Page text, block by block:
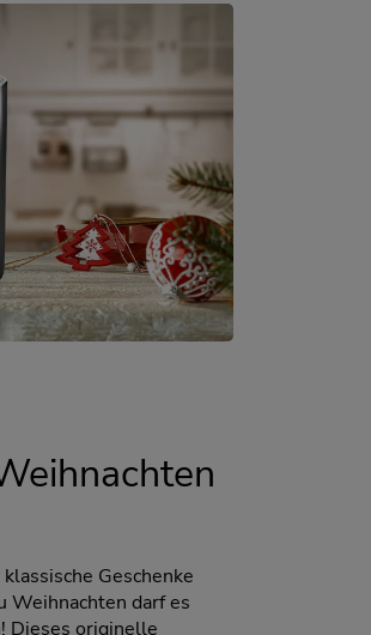
Geschenke
Weihnachten darf es
Dieses originelle